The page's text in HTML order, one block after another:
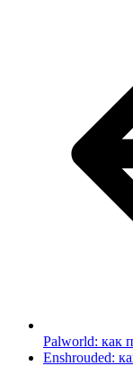
Palworld: как
Enshrouded: